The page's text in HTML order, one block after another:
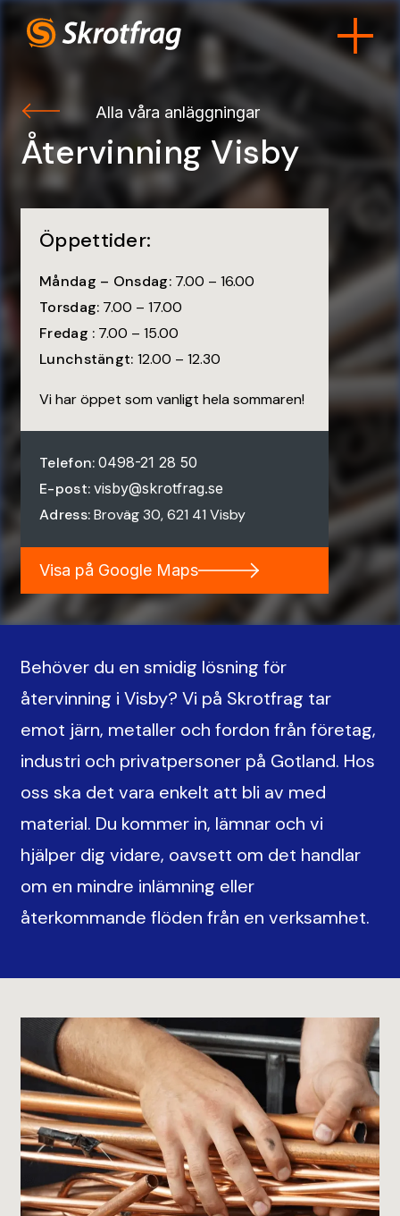
Alla våra anläggningar
Återvinning Visby
Öppettider:
Måndag – Onsdag:7.00 – 16.00
Torsdag: 7.00 – 17.00
Fredag : 7.00 – 15.00
Lunchstängt: 12.00 – 12.30
Vi har öppet som vanligt hela sommaren!
Telefon: 0498-21 28 50
E-post: visby@skrotfrag.se
Adress:Broväg 30, 621 41 Visby
Visa på Google Maps
Behöver du en smidig lösning för
återvinning i Visby? Vi på Skrotfrag tar
emot järn, metaller och fordon från företag,
industri och privatpersoner på Gotland. Hos
oss ska det vara enkelt att bli av med
material. Du kommer in, lämnar och vi
hjälper dig vidare, oavsett om det handlar
om en mindre inlämning eller
återkommande flöden från en verksamhet.